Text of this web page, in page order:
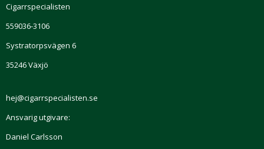
Cigarrspecialisten
559036-3106
Systratorpsvägen 6
35246 Växjö
hej@cigarrspecialisten.se
Ansvarig utgivare:
Daniel Carlsson